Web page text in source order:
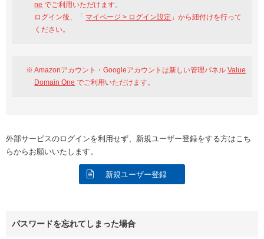
ne でご利用いただけます。
ログイン後、「 マイページ > ログイン設定 」から紐付けを行って
ください。
Amazonアカウント・Googleアカウントは新しい管理パネルValue
Domain One でご利用いただけます。
外部サービスのログインを利用せず、新規ユーザー登録をする方はこち
らからお願いいたします。
新規ユーザー登録
パスワードを忘れてしまった場合